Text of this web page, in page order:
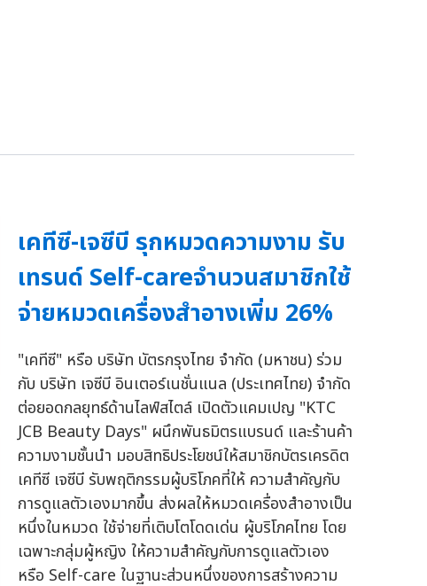
เคทีซี-เจซีบี รุกหมวดความงาม รับ
เทรนด์ Self-careจำนวนสมาชิกใช้
จ่ายหมวดเครื่องสำอางเพิ่ม 26%
"เคทีซี" หรือ บริษัท บัตรกรุงไทย จำกัด (มหาชน) ร่วม
กับ บริษัท เจซีบี อินเตอร์เนชั่นแนล (ประเทศไทย) จำกัด
ต่อยอดกลยุทธ์ด้านไลฟ์สไตล์ เปิดตัวแคมเปญ "KTC
JCB Beauty Days" ผนึกพันธมิตรแบรนด์ และร้านค้า
ความงามชั้นนำ มอบสิทธิประโยชน์ให้สมาชิกบัตรเครดิต
เคทีซี เจซีบี รับพฤติกรรมผู้บริโภคที่ให้ ความสำคัญกับ
การดูแลตัวเองมากขึ้น ส่งผลให้หมวดเครื่องสำอางเป็น
หนึ่งในหมวด ใช้จ่ายที่เติบโตโดดเด่น ผู้บริโภคไทย โดย
เฉพาะกลุ่มผู้หญิง ให้ความสำคัญกับการดูแลตัวเอง
หรือ Self-care ในฐานะส่วนหนึ่งของการสร้างความ